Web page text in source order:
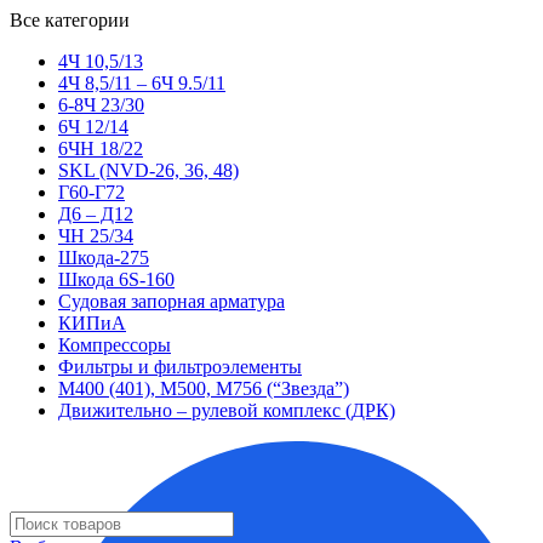
Все категории
4Ч 10,5/13
4Ч 8,5/11 – 6Ч 9.5/11
6-8Ч 23/30
6Ч 12/14
6ЧН 18/22
SKL (NVD-26, 36, 48)
Г60-Г72
Д6 – Д12
ЧН 25/34
Шкода-275
Шкода 6S-160
Судовая запорная арматура
КИПиА
Компрессоры
Фильтры и фильтроэлементы
М400 (401), М500, М756 (“Звезда”)
Движительно – рулевой комплекс (ДРК)